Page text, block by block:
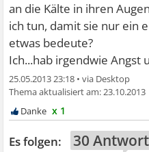
an die Kälte in ihren
ich tun, damit sie nur ein
etwas bedeute?
Ich...hab irgendwie Angst
25.05.2013 23:18 •
23.10.2013
x 1
30